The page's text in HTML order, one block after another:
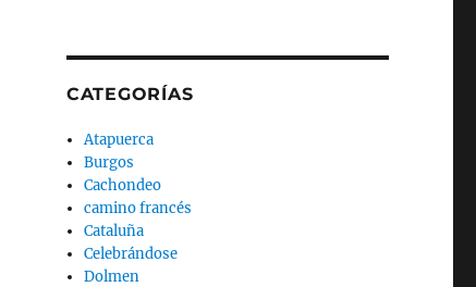
CATEGORÍAS
Atapuerca
Burgos
Cachondeo
camino francés
Cataluña
Celebrándose
Dolmen